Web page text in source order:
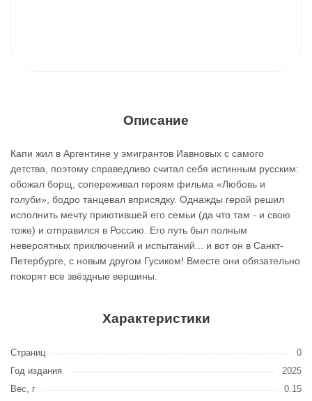
Описание
Капи жил в Аргентине у эмигрантов Иавновых с самого
детства, поэтому справедливо считал себя истинным русским:
обожал борщ, сопереживал героям фильма «Любовь и
голуби», бодро танцевал вприсядку. Однажды герой решил
исполнить мечту приютившей его семьи (да что там - и свою
тоже) и отправился в Россию. Его путь был полным
невероятных приключений и испытаний... и вот он в Санкт-
Петербурге, с новым другом Гусиком! Вместе они обязательно
покорят все звёздные вершины.
Характеристики
Страниц
0
Год издания
2025
Вес, г
0.15